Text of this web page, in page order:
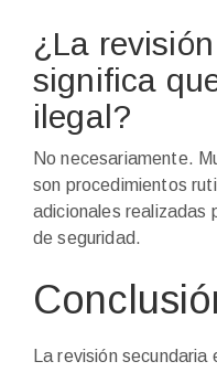
¿La
significa
ilegal?
No necesariamente.
son procedimientos
adicionales realizadas
de seguridad.
La revisión